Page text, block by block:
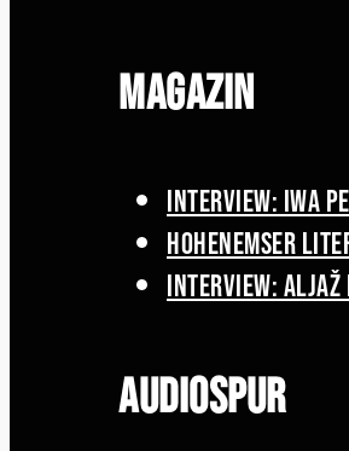
Magazin
Interview: Iwa
Hohenemser
Interview: Aljaž
Audiospur